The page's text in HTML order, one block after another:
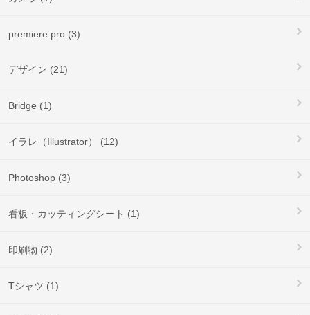
premiere pro (3)
デザイン (21)
Bridge (1)
イラレ（Illustrator） (12)
Photoshop (3)
看板・カッティングシート (1)
印刷物 (2)
Tシャツ (1)